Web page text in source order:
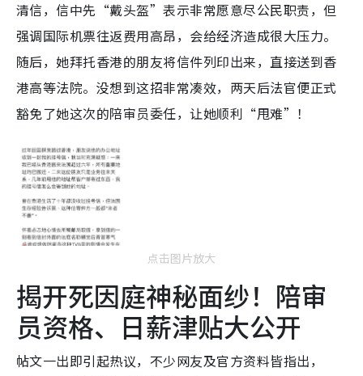
清信，信中先“戴头盔”表示非常愿意尽公民职责，但
强调国际机票往返费用高昂，会给经济造成很大压力。
随后，她拜托香港的朋友将信件列印出来，直接送到香
港高等法院。没想到这招非常凑效，两天后法官便正式
豁免了她这次的陪审员委任，让她顺利“甩难”！
点击图片放大
揭开死因庭神秘面纱！陪审
员资格、日薪津贴大公开
帖文一出即引起热议，不少网友及官方资料皆指出，